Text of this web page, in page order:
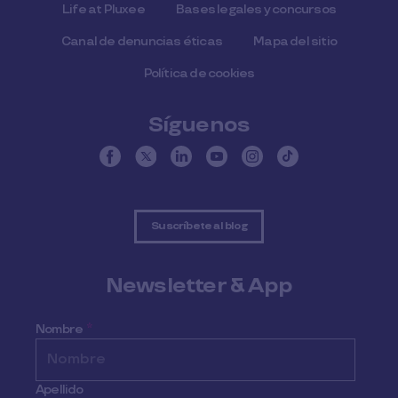
Life at Pluxee Bases legales y concursos
Canal de denuncias éticas Mapa del sitio
Política de cookies
Síguenos
Suscríbete al blog
Newsletter & App
Nombre *
Apellido